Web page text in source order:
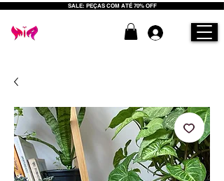
SALE: PEÇAS COM ATÉ 70% OFF